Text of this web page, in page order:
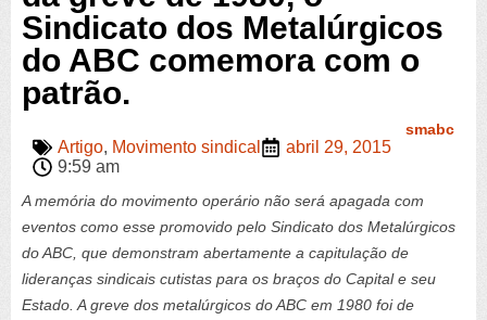
Sindicato dos Metalúrgicos
do ABC comemora com o
patrão.
smabc
Artigo, Movimento sindical
abril 29, 2015
9:59 am
A memória do movimento operário não será apagada com
eventos como esse promovido pelo Sindicato dos Metalúrgicos
do ABC, que demonstram abertamente a capitulação de
lideranças sindicais cutistas para os braços do Capital e seu
Estado. A greve dos metalúrgicos do ABC em 1980 foi de